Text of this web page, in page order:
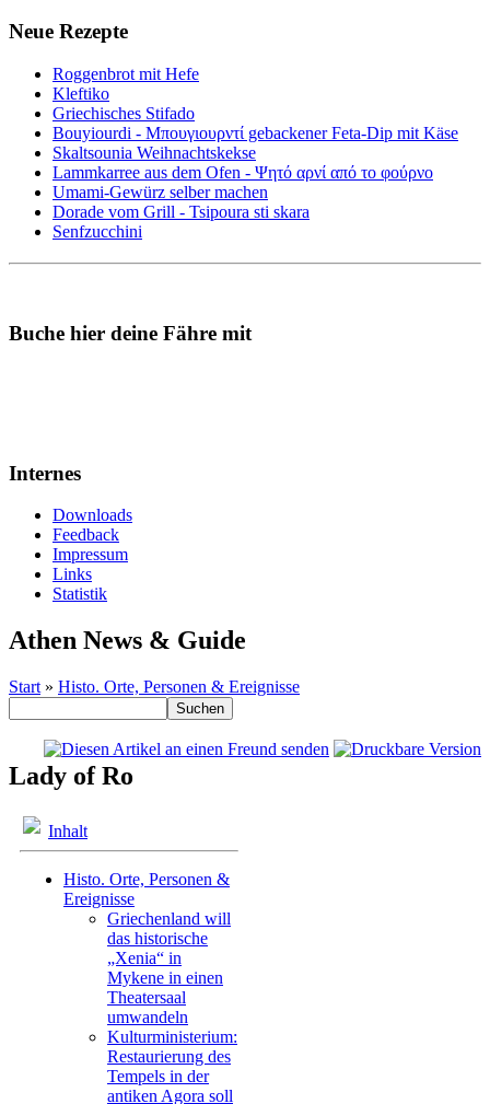
Neue Rezepte
Roggenbrot mit Hefe
Kleftiko
Griechisches Stifado
Bouyiourdi - Μπουγιουρντί gebackener Feta-Dip mit Käse
Skaltsounia Weihnachtskekse
Lammkarree aus dem Ofen - Ψητό αρνί από το φούρνο
Umami-Gewürz selber machen
Dorade vom Grill - Tsipoura sti skara
Senfzucchini
Buche hier deine Fähre mit
Internes
Downloads
Feedback
Impressum
Links
Statistik
Athen News & Guide
Start » Histo. Orte, Personen & Ereignisse
Lady of Ro
Inhalt
Histo. Orte, Personen &
Ereignisse
Griechenland will
das historische
„Xenia“ in
Mykene in einen
Theatersaal
umwandeln
Kulturministerium:
Restaurierung des
Tempels in der
antiken Agora soll